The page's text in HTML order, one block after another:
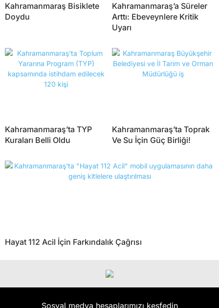
Kahramanmaraş Bisiklete
Doydu
Kahramanmaraş’a Süreler
Arttı: Ebeveynlere Kritik
Uyarı
Kahramanmaraş’ta TYP
Kuraları Belli Oldu
Kahramanmaraş’ta Toprak
Ve Su İçin Güç Birliği!
Hayat 112 Acil İçin Farkındalık Çağrısı
Sosyal medya hesaplarımızı keşfedin